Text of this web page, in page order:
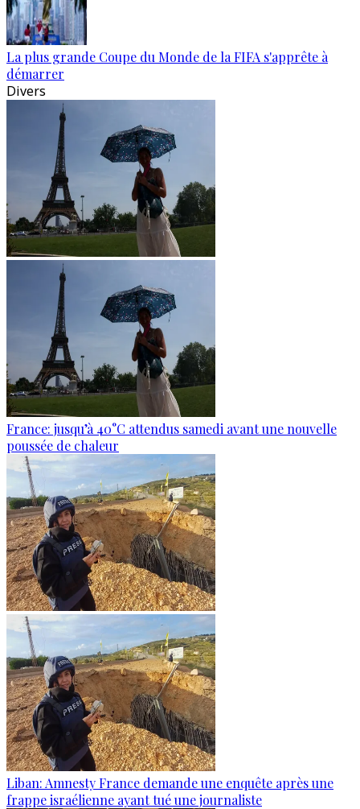
La plus grande Coupe du Monde de la FIFA s'apprête à
démarrer
Divers
France: jusqu’à 40°C attendus samedi avant une nouvelle
poussée de chaleur
Liban: Amnesty France demande une enquête après une
frappe israélienne ayant tué une journaliste